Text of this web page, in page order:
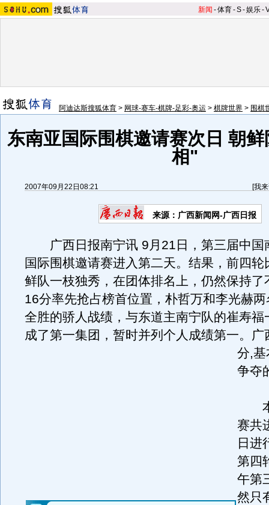
新闻 -体育-S-娱乐-
阿迪达斯搜狐体育 > 网球-赛车-棋牌-足彩-奥运 > 棋牌世界 > 围棋
东南亚国际围棋邀请赛次日 朝
相"
2007年09月22日08:21 [我
来源：广西新闻网-广西日报
广西日报南宁讯 9月21日，第三届中国
国际围棋邀请赛进入第二天。结果，前四轮
鲜队一枝独秀，在团体排名上，仍然保持了
16分率先抢占榜首位置，朴哲万和李光赫
全胜的骄人战绩，与东道主南宁队的崔寿福
成了第一集团，暂时并列个人成绩第一。 广
分,基
争夺
本
赛共
日进
第四
午第
然只